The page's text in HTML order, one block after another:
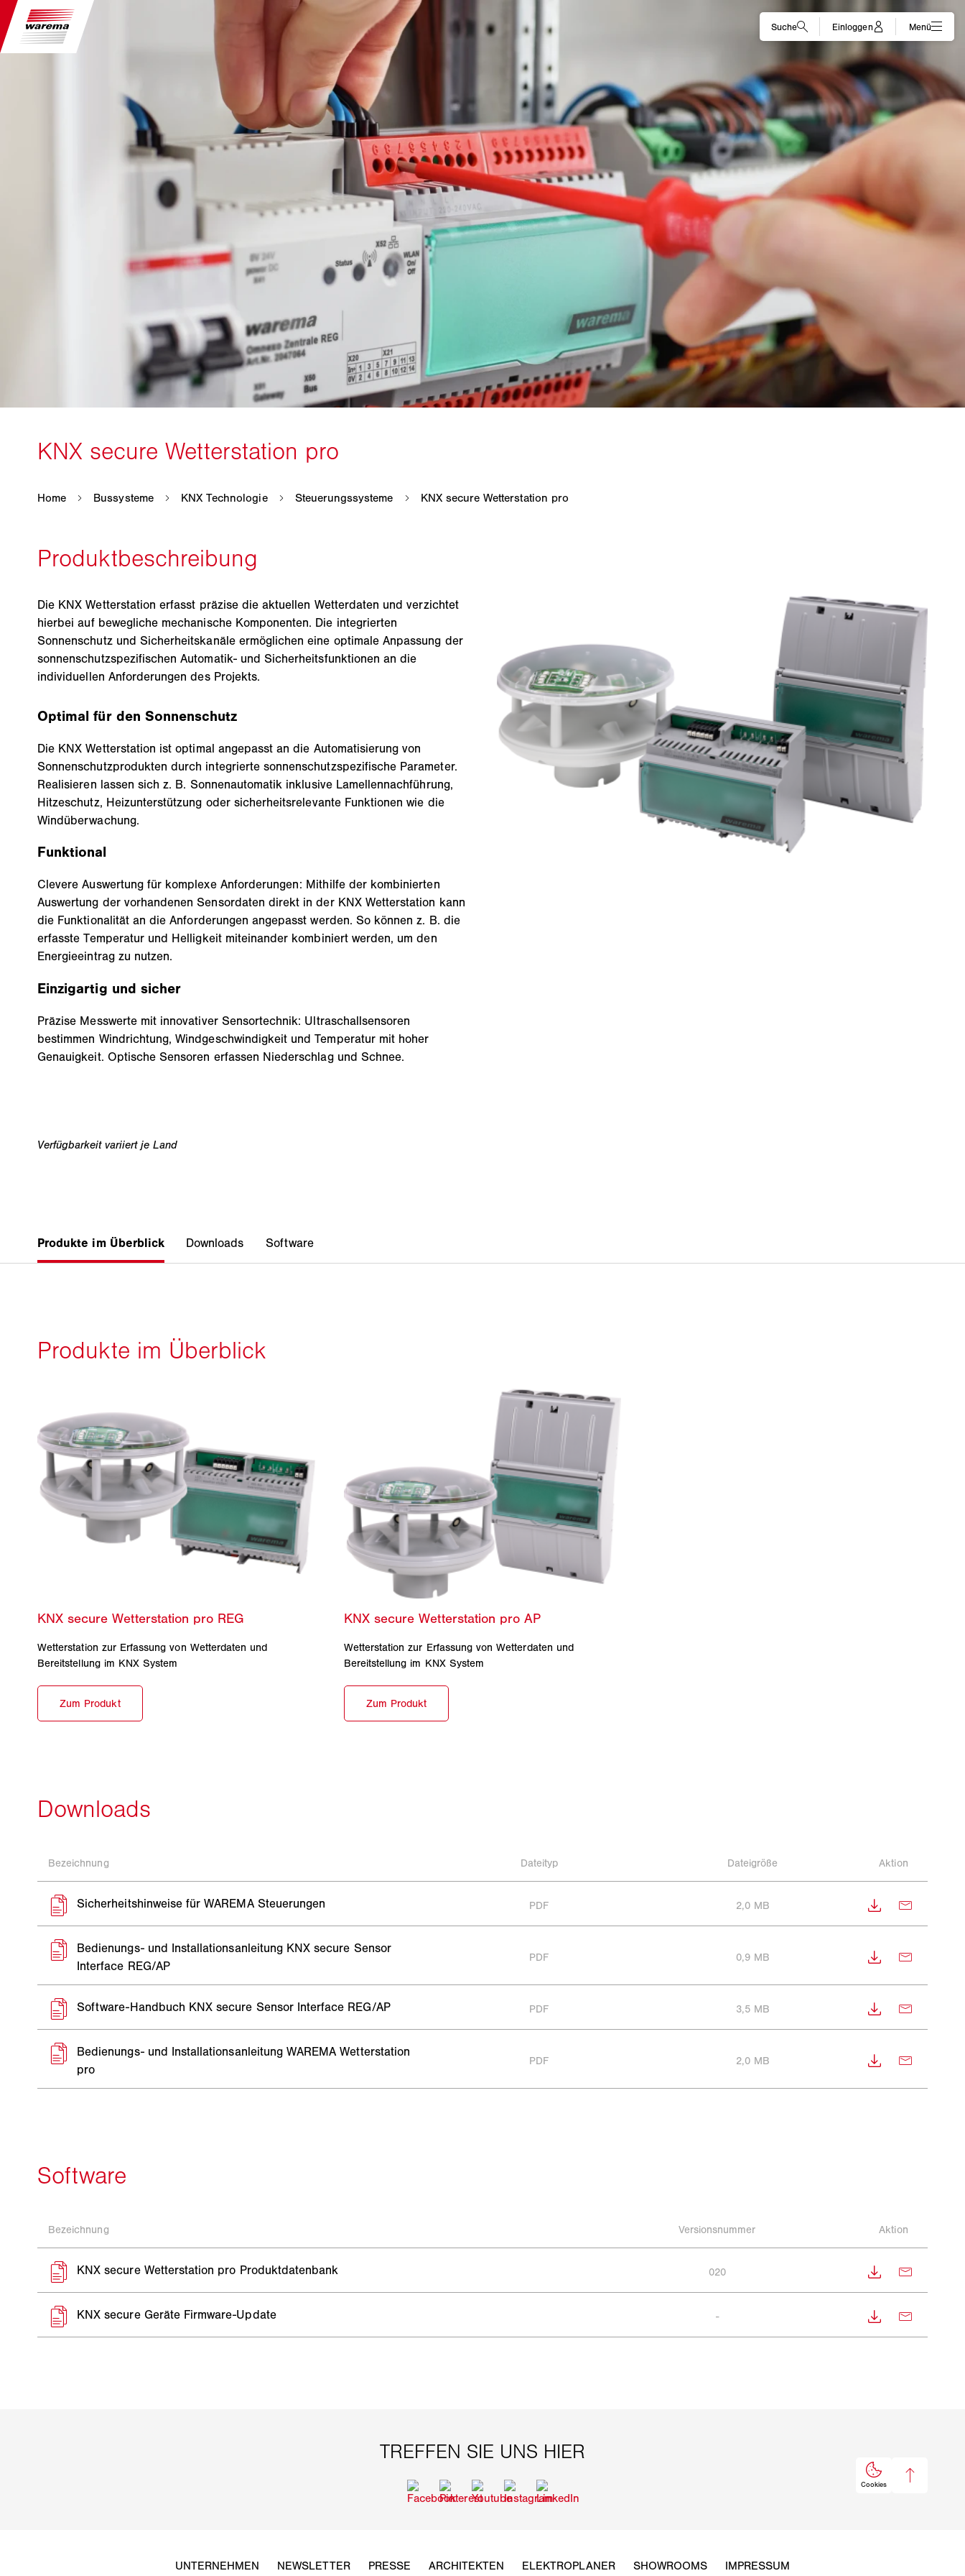
Die KNX Wetterstation erfasst präzise die aktuellen Wetterdaten und verzichtet
hierbei auf bewegliche mechanische Komponenten. Die integrierten
Sonnenschutz und Sicherheitskanäle ermöglichen eine optimale Anpassung der
sonnenschutzspezifischen Automatik- und Sicherheitsfunktionen an die
individuellen Anforderungen des Projekts.
Optimal für den Sonnenschutz
Die KNX Wetterstation ist optimal angepasst an die Automatisierung von
Sonnenschutzprodukten durch integrierte sonnenschutzspezifische Parameter.
Realisieren lassen sich z. B. Sonnenautomatik inklusive Lamellennachführung,
Hitzeschutz, Heizunterstützung oder sicherheitsrelevante Funktionen wie die
Windüberwachung.
Funktional
Clevere Auswertung für komplexe Anforderungen: Mithilfe der kombinierten
Auswertung der vorhandenen Sensordaten direkt in der KNX Wetterstation kann
die Funktionalität an die Anforderungen angepasst werden. So können z. B. die
erfasste Temperatur und Helligkeit miteinander kombiniert werden, um den
Energieeintrag zu nutzen.
Einzigartig und sicher
Präzise Messwerte mit innovativer Sensortechnik: Ultraschallsensoren
bestimmen Windrichtung, Windgeschwindigkeit und Temperatur mit hoher
Genauigkeit. Optische Sensoren erfassen Niederschlag und Schnee.
Wetterstation zur Erfassung von Wetterdaten und
Bereitstellung im KNX System
Wetterstation zur Erfassung von Wetterdaten und
Bereitstellung im KNX System